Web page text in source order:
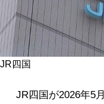
JR四国
JR四国が2026年5